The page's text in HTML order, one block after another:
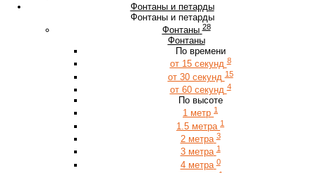
Фонтаны и петарды
Фонтаны и петарды
Фонтаны 28
Фонтаны
По времени
от 15 секунд 8
от 30 секунд 15
от 60 секунд 4
По высоте
1 метр 1
1.5 метра 1
2 метра 3
3 метра 1
4 метра 0